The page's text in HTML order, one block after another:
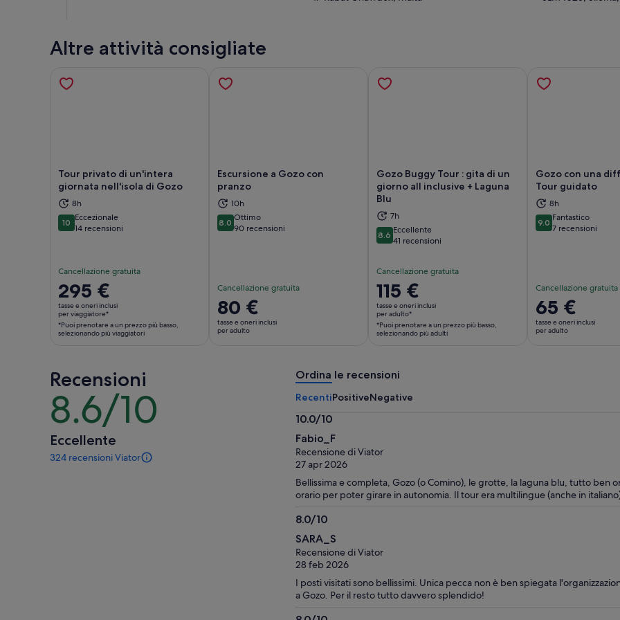
Altre attività consigliate
Tour privato di un'intera
giornata nell'isola di Gozo
8h
1010 su 10
Eccezionale
14 recensioni
Cancellazione gratuita
Il
prezzo
è
295 €
*Puoi
prenotare
a
un
più
basso,
295 €
tasse e oneri inclusi
per viaggiatore*
*Puoi prenotare a un prezzo più basso,
selezionando più viaggiatori
Apertura in una nuova scheda
Escursione a Gozo con
pranzo
10h
8.08.0 su 10
Ottimo
90 recensioni
Cancellazione gratuita
Il
prezzo
è
80 €
tasse e oneri inclusi
per adulto
Apertura in una nuova scheda
Gozo Buggy Tour : gita di un
giorno all inclusive + Laguna
Blu
7h
8.68.6 su 10
Eccellente
41 recensioni
Cancellazione gratuita
Il
prezzo
è
115 €
*Puoi
a
basso,
selezionando
più
115 €
tasse e oneri inclusi
per adulto*
*Puoi prenotare a un prezzo più basso,
selezionando più adulti
Apertura in una nuova scheda
Gozo con una
Tour guidato
8h
9.09.0 su 10
Fantastico
7 recensioni
Cancellazione gratuita
Il
prezzo
è
65 €
tasse e oneri inclusi
per adulto
Recensioni
8.6/10
8.6
su
10
Eccellente
324 recensioni Viator
324
Ordina le recensioni
RecentiPositiveNegative
10.0/10
10.0
su
10
Fabio_F
Recensione di Viator
27 apr 2026
Bellissima e completa, Gozo (o Comino), le grotte, la laguna blu, tutto ben
orario per poter girare in autonomia. Il tour era multilingue (anche in
8.0/10
8.0
su
10
SARA_S
Recensione di Viator
28 feb 2026
I posti visitati sono bellissimi. Unica pecca non è ben spiegata
a Gozo. Per il resto tutto davvero splendido!